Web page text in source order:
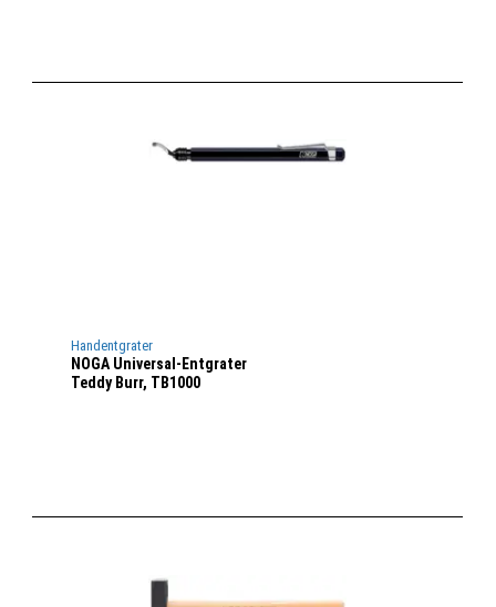
Handentgrater
NOGA Universal-Entgrater
Teddy Burr, TB1000